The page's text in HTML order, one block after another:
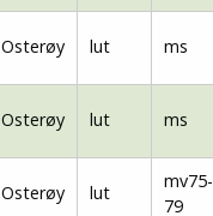
Osterøy lut ms
Osterøy lut ms
Osterøy lut
mv75-
79